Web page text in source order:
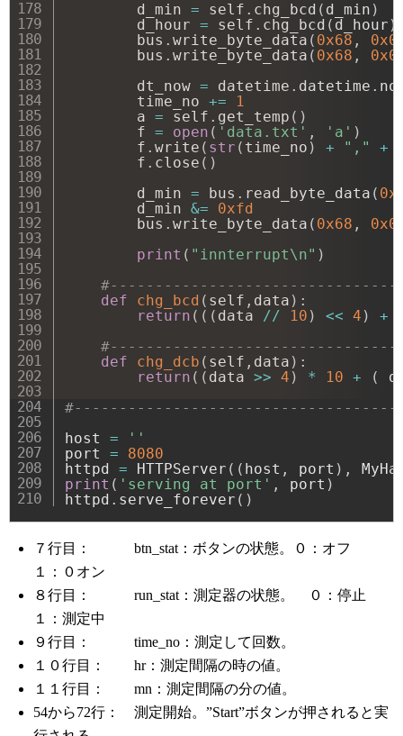
        d_min
= self . chg_bcd ( d_min )
        d_hour
= self . chg_bcd ( d_hour )
        bus
. write_byte_data ( 0x68 ,
        bus
. write_byte_data ( 0x68 ,
        dt_now
= datetime . datetime .
        time_no
+=
1
        a
= self . get_temp ( )
        f
= open ( 'data.txt' , 'a' )
        f
. write ( str ( time_no ) + "," +
        f
. close ( )
        d_min
= bus . read_byte_data (
        d_min
&=
0xfd
        bus
. write_byte_data ( 0x68 ,
print ( "innterrupt\n" )
def
chg_bcd ( self , data ) :
return ( ( ( data // 10 ) << 4 ) +
def
chg_dcb ( self , data ) :
return ( ( data >> 4 ) * 10 + (
host =
''
port =
8080
httpd = HTTPServer ( ( host , port ) ,
print ( 'serving at port' , port )
httpd . serve_forever ( )
７行目： btn_stat：ボタンの状態。０：オフ
１：０オン
８行目： run_stat：測定器の状態。 ０：停止
１：測定中
９行目： time_no：測定して回数。
１０行目： hr：測定間隔の時の値。
１１行目： mn：測定間隔の分の値。
54から72行： 測定開始。”Start”ボタンが押されると実